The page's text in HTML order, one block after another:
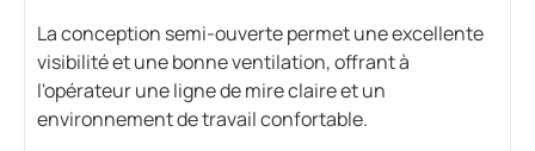
La conception semi-ouverte permet une excellente
visibilité et une bonne ventilation, offrant à
l'opérateur une ligne de mire claire et un
environnement de travail confortable.